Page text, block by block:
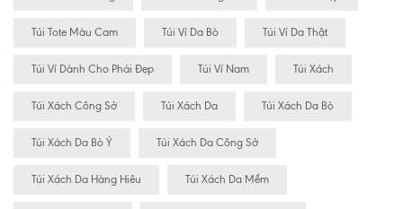
Túi Tote Màu Cam Túi Ví Da Bò Túi Ví Da Thật
Túi Ví Dành Cho Phái Đẹp Túi Ví Nam Túi Xách
Túi Xách Công Sở Túi Xách Da Túi Xách Da Bò
Túi Xách Da Bò Ý Túi Xách Da Công Sở
Túi Xách Da Hàng Hiêu Túi Xách Da Mềm